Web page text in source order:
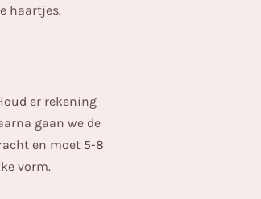
haartjes.
er rekening
gaan we de
en moet 5-8
vorm.